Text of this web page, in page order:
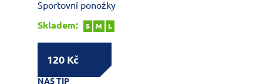
Sportovní ponožky
Skladem:
S M L
120 Kč
NÁŠ TIP